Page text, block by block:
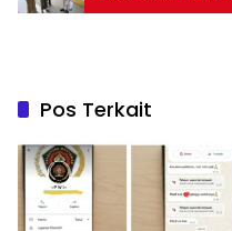
Pos Terkait